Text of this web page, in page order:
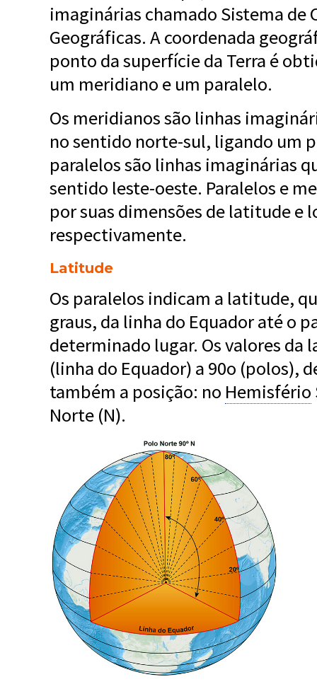
Advocacia-Geral da União
imaginárias chamado Sistema de
Geográficas. A coordenada
ponto da superfície da Terra é
um meridiano e um paralelo.
Os meridianos são linhas
no sentido norte-sul, ligando um
paralelos são linhas imaginárias
sentido leste-oeste. Paralelos e
por suas dimensões de latitude e
respectivamente.
Latitude
Os paralelos indicam a latitude,
graus, da linha do Equador até o
determinado lugar. Os valores da
(linha do Equador) a 90o (polos),
também a posição: no Hemisfério
Norte (N).